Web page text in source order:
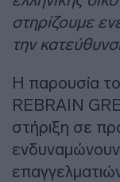
στηρίζουμε
την
Η παρουσία
REBRAIN
στήριξη σε